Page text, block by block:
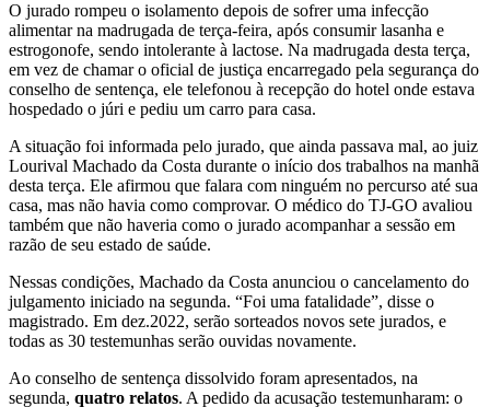
O jurado rompeu o isolamento depois de sofrer uma infecção
alimentar na madrugada de terça-feira, após consumir lasanha e
estrogonofe, sendo intolerante à lactose. Na madrugada desta terça,
em vez de chamar o oficial de justiça encarregado pela segurança do
conselho de sentença, ele telefonou à recepção do hotel onde estava
hospedado o júri e pediu um carro para casa.
A situação foi informada pelo jurado, que ainda passava mal, ao juiz
Lourival Machado da Costa durante o início dos trabalhos na manhã
desta terça. Ele afirmou que falara com ninguém no percurso até sua
casa, mas não havia como comprovar. O médico do TJ-GO avaliou
também que não haveria como o jurado acompanhar a sessão em
razão de seu estado de saúde.
Nessas condições, Machado da Costa anunciou o cancelamento do
julgamento iniciado na segunda. “Foi uma fatalidade”, disse o
magistrado. Em dez.2022, serão sorteados novos sete jurados, e
todas as 30 testemunhas serão ouvidas novamente.
Ao conselho de sentença dissolvido foram apresentados, na
segunda, quatro relatos. A pedido da acusação testemunharam: o